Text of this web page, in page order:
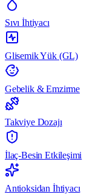
Sıvı İhtiyacı
Glisemik Yük (GL)
Gebelik & Emzirme
Takviye Dozajı
İlaç-Besin Etkileşimi
Antioksidan İhtiyacı